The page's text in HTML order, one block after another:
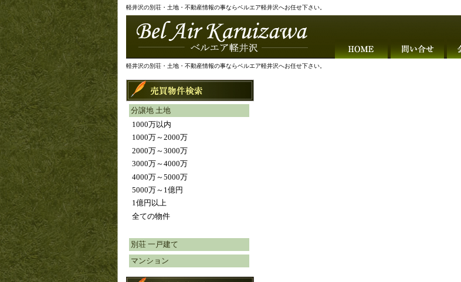
軽井沢の別荘・土地・不動産情報の事ならベルエア軽井沢へお任せ下さい。
軽井沢の別荘・土地・不動産情報の事ならベルエア軽井沢へお任せ下さい。
分譲地 土地
1000万以内
1000万～2000万
2000万～3000万
3000万～4000万
4000万～5000万
5000万～1億円
1億円以上
全ての物件
別荘 一戸建て
マンション